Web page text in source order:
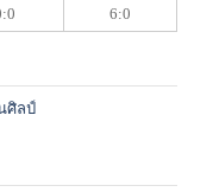
6:0
ศิลป์